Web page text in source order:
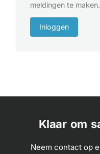
meldingen te maken.
Inloggen
Klaar om
Neem contact op